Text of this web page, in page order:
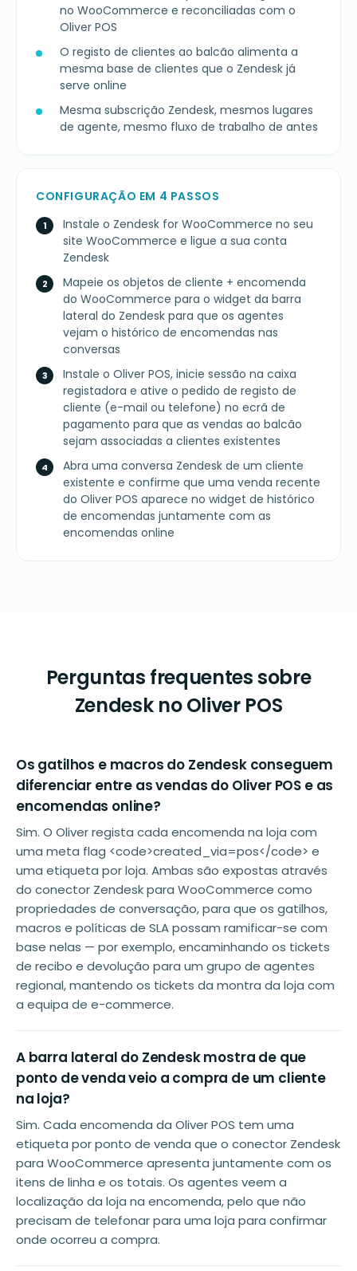
no WooCommerce e reconciliadas com o
Oliver POS
O registo de clientes ao balcão alimenta a
mesma base de clientes que o Zendesk já
serve online
Mesma subscrição Zendesk, mesmos lugares
de agente, mesmo fluxo de trabalho de antes
CONFIGURAÇÃO EM 4 PASSOS
Instale o Zendesk for WooCommerce no seu
site WooCommerce e ligue a sua conta
Zendesk
Mapeie os objetos de cliente + encomenda
do WooCommerce para o widget da barra
lateral do Zendesk para que os agentes
vejam o histórico de encomendas nas
conversas
Instale o Oliver POS, inicie sessão na caixa
registadora e ative o pedido de registo de
cliente (e-mail ou telefone) no ecrã de
pagamento para que as vendas ao balcão
sejam associadas a clientes existentes
Abra uma conversa Zendesk de um cliente
existente e confirme que uma venda recente
do Oliver POS aparece no widget de histórico
de encomendas juntamente com as
encomendas online
Perguntas frequentes sobre
Zendesk no Oliver POS
Os gatilhos e macros do Zendesk conseguem
diferenciar entre as vendas do Oliver POS e as
encomendas online?
Sim. O Oliver regista cada encomenda na loja com
uma meta flag <code>created_via=pos</code> e
uma etiqueta por loja. Ambas são expostas através
do conector Zendesk para WooCommerce como
propriedades de conversação, para que os gatilhos,
macros e políticas de SLA possam ramificar-se com
base nelas — por exemplo, encaminhando os tickets
de recibo e devolução para um grupo de agentes
regional, mantendo os tickets da montra da loja com
a equipa de e-commerce.
A barra lateral do Zendesk mostra de que
ponto de venda veio a compra de um cliente
na loja?
Sim. Cada encomenda da Oliver POS tem uma
etiqueta por ponto de venda que o conector Zendesk
para WooCommerce apresenta juntamente com os
itens de linha e os totais. Os agentes veem a
localização da loja na encomenda, pelo que não
precisam de telefonar para uma loja para confirmar
onde ocorreu a compra.